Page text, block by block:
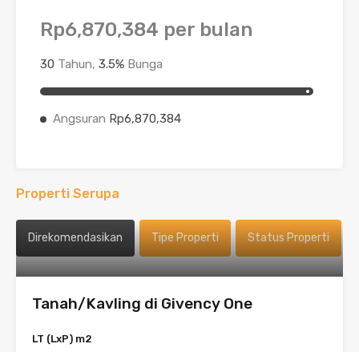
Rp6,870,384 per bulan
30 Tahun, 3.5% Bunga
Angsuran Rp6,870,384
Properti Serupa
Direkomendasikan Tipe Properti Status Properti
Tanah/Kavling di Givency One
LT (LxP) m2